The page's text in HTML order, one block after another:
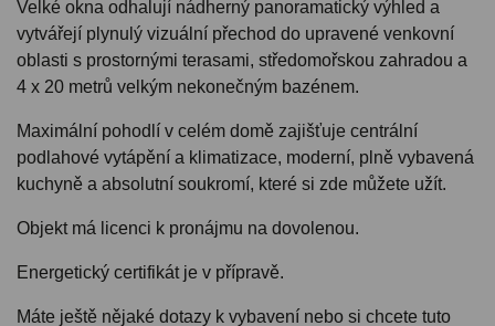
Velké okna odhalují nádherný panoramatický výhled a
vytvářejí plynulý vizuální přechod do upravené venkovní
oblasti s prostornými terasami, středomořskou zahradou a
4 x 20 metrů velkým nekonečným bazénem.
Maximální pohodlí v celém domě zajišťuje centrální
podlahové vytápění a klimatizace, moderní, plně vybavená
kuchyně a absolutní soukromí, které si zde můžete užít.
Objekt má licenci k pronájmu na dovolenou.
Energetický certifikát je v přípravě.
Máte ještě nějaké dotazy k vybavení nebo si chcete tuto